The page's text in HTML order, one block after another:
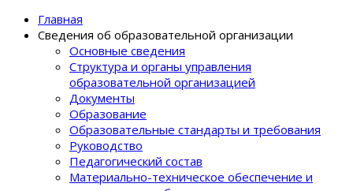
Главная
Сведения об образовательной организации
Основные сведения
Структура и органы управления
образовательной организацией
Документы
Образование
Образовательные стандарты и требования
Руководство
Педагогический состав
Материально-техническое обеспечение и